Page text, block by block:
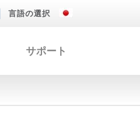
言語の選択
サポート